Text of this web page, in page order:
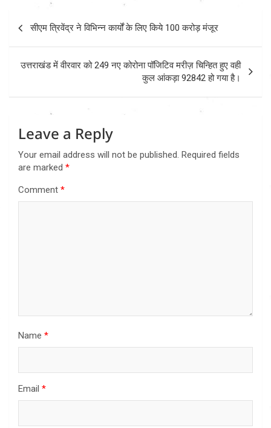
Post
navigation
सीएम त्रिवेंद्र ने विभिन्न कार्यों के लिए किये 100 करोड़ मंजूर
उत्तराखंड में वीरवार को 249 नए कोरोना पॉजिटिव मरीज़ चिन्हित हुए वही
कुल आंकड़ा 92842 हो गया है।
Leave a Reply
Your email address will not be published. Required fields
are marked *
Comment *
Name *
Email *